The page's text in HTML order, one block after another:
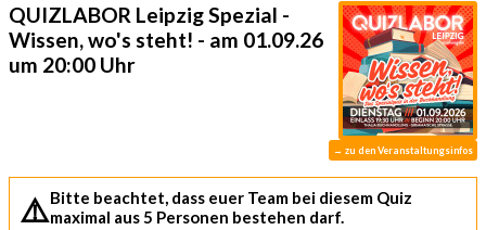
QUIZLABOR Leipzig Spezial -
Wissen, wo's steht! - am 01.09.26
um 20:00 Uhr
→ zu den Veranstaltungsinfos
⚠️ Bitte beachtet, dass euer Team bei diesem Quizmaximal aus 5 Personen bestehen darf.